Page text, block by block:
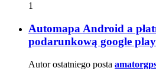
1
Automapa Android a
podarunkową google
Autor ostatniego posta